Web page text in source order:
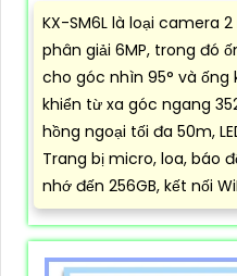
KX-SM6L là loại camera
phân giải 6MP, trong đó
cho góc nhìn 95° và
khiển từ xa góc ngang
hồng ngoại tối đa 50m,
Trang bị micro, loa, báo
nhớ đến 256GB, kết nối